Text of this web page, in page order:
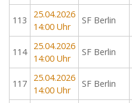
113
25.04.2026
14:00 Uhr
SF Berlin
114
25.04.2026
14:00 Uhr
SF Berlin
117
25.04.2026
14:00 Uhr
SF Berlin